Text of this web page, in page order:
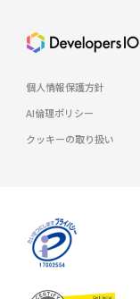
個人情報保護方針
AI倫理ポリシー
クッキーの取り扱い